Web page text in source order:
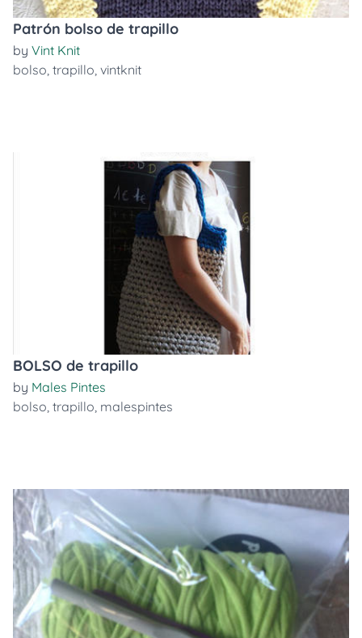
Patrón bolso de trapillo
by Vint Knit
bolso, trapillo, vintknit
BOLSO de trapillo
by Males Pintes
bolso, trapillo, malespintes